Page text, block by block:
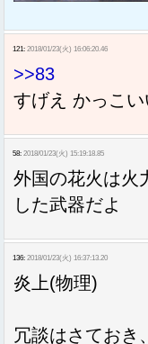
121: 2018/01/23(火) 16:06:20.46
>>83
すげえ かっこ
58: 2018/01/23(火) 15:19:18.85
外国の花火は火
した武器だよ
136: 2018/01/23(火) 16:37:13.20
炎上(物理)
冗談はさておき